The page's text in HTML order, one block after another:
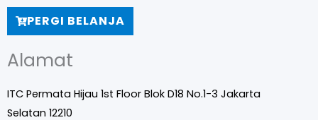
PERGI BELANJA
Alamat
ITC Permata Hijau 1st Floor Blok D18 No.1-3 Jakarta
Selatan 12210